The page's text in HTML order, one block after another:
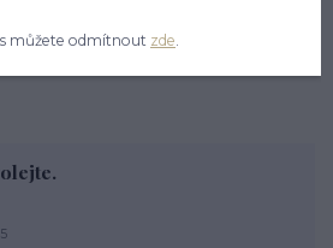
můžete odmítnout zde